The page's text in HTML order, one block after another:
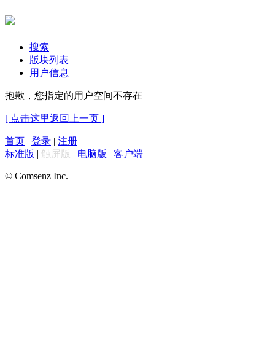
搜索
版块列表
用户信息
抱歉，您指定的用户空间不存在
[ 点击这里返回上一页 ]
首页 | 登录 | 注册
标准版 | 触屏版 | 电脑版 | 客户端
© Comsenz Inc.